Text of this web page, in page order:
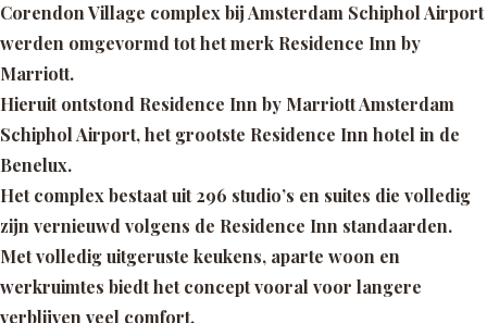
Corendon Village complex bij Amsterdam Schiphol Airport
werden omgevormd tot het merk Residence Inn by
Marriott.
Hieruit ontstond Residence Inn by Marriott Amsterdam
Schiphol Airport, het grootste Residence Inn hotel in de
Benelux.
Het complex bestaat uit 296 studio’s en suites die volledig
zijn vernieuwd volgens de Residence Inn standaarden.
Met volledig uitgeruste keukens, aparte woon en
werkruimtes biedt het concept vooral voor langere
verblijven veel comfort.